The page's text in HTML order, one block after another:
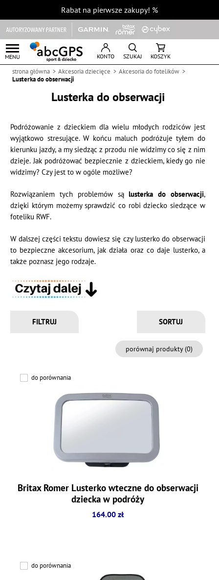
Rabat na pierwsze zakupy! %
MENU KONTO SZUKAJ KOSZYK
strona główna Akcesoria dziecięce
Akcesoria do fotelików
Lusterka do obserwacji
Lusterka do obserwacji
Podróżowanie z dzieckiem dla wielu młodych rodziców jest
wyjątkowo stresujące. W końcu maluch podróżuje tyłem do
kierunku jazdy, a my siedząc z przodu nie widzimy co się z nim
dzieje. Jak podróżować bezpiecznie z dzieckiem, kiedy go nie
widzimy? Czy jest to w ogóle możliwe?
Rozwiązaniem tych problemów są lusterka do obserwacji,
dzięki którym możemy sprawdzić co robi dziecko siedzące w
foteliku RWF.
W dalszej części tekstu dowiesz się czy lusterko do obserwacji
to bezpieczne akcesorium, jak działa oraz co daje lusterko, a
także poznasz jego rodzaje.
FILTRUJ
porównaj produkty (0)
do porównania
Britax Romer Lusterko wteczne do obserwacji
dziecka w podróży
164.00 zł
do porównania